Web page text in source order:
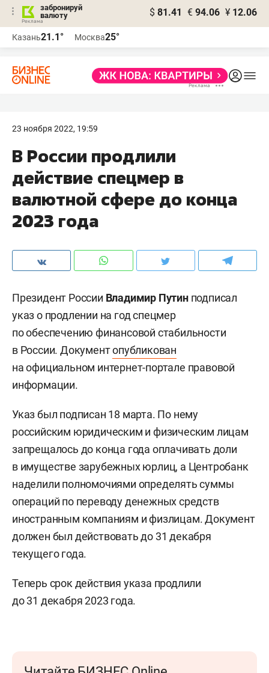
забронируй
валюту
$ 81.41 € 94.06 ¥ 12.06
Казань21.1° Москва25°
23 ноября 2022, 19:59
В России продлили
действие спецмер в
валютной сфере до конца
2023 года
Президент России Владимир Путин подписал
указ о продлении на год спецмер
по обеспечению финансовой стабильности
в России. Документопубликован
на официальном интернет-портале правовой
информации.
Указ был подписан 18 марта. По нему
российским юридическим и физическим лицам
запрещалось до конца года оплачивать доли
в имуществе зарубежных юрлиц, а Центробанк
наделили полномочиями определять суммы
операций по переводу денежных средств
иностранным компаниям и физлицам. Документ
должен был действовать до 31 декабря
текущего года.
Теперь срок действия указа продлили
до 31 декабря 2023 года.